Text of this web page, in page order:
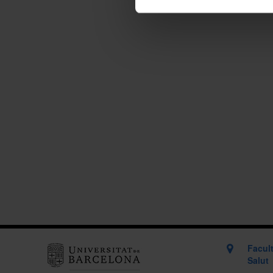
Salut